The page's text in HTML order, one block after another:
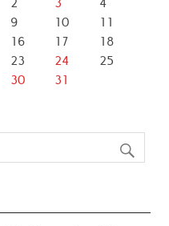
2 3
4
9 10
11
16 17
18
23 24
25
30
31